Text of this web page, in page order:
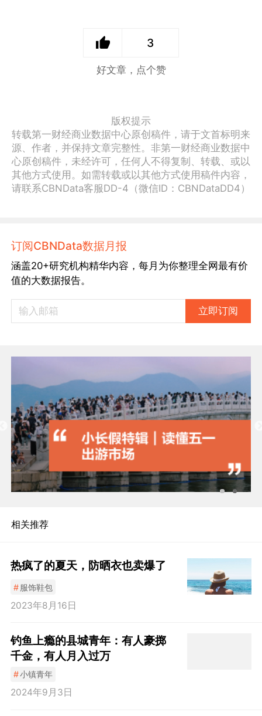
3
好文章，点个赞
版权提示
转载第一财经商业数据中心原创稿件，请于文首标明来
源、作者，并保持文章完整性。非第一财经商业数据中
心原创稿件，未经许可，任何人不得复制、转载、或以
其他方式使用。如需转载或以其他方式使用稿件内容，
请联系CBNData客服DD-4（微信ID：CBNDataDD4）
订阅CBNData数据月报
涵盖20+研究机构精华内容，每月为你整理全网最有价
值的大数据报告。
立即订阅
相关推荐
热疯了的夏天，防晒衣也卖爆了
#服饰鞋包
2023年8月16日
钓鱼上瘾的县城青年：有人豪掷
千金，有人月入过万
#小镇青年
2024年9月3日